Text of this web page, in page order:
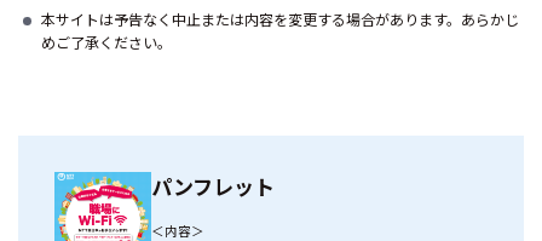
本サイトは予告なく中止または内容を変更する場合があります。あらかじ
めご了承ください。
パンフレット
＜内容＞